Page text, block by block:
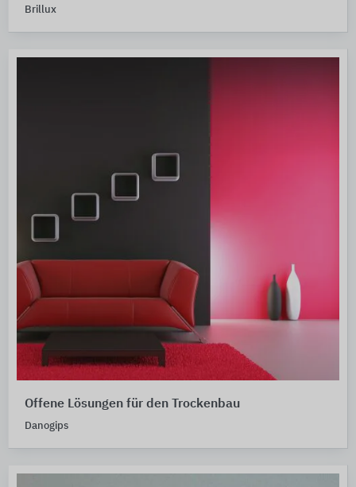
Brillux
Offene Lösungen für den Trockenbau
Danogips